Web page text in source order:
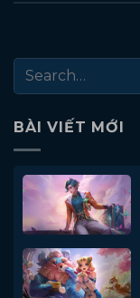
BÀI VIẾT MỚI